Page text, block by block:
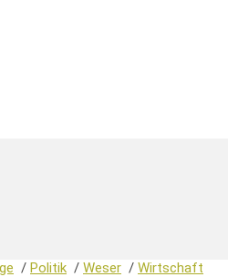
/ Politik / Weser / Wirtschaft